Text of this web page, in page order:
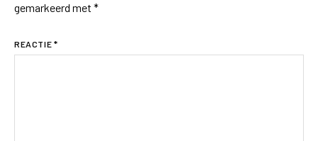
gemarkeerd met *
REACTIE *